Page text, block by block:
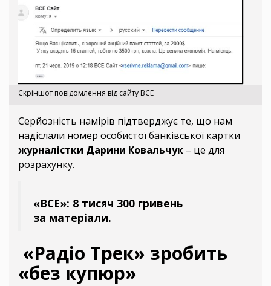
Скріншот повідомлення від сайту ВСЕ
Серйозність намірів підтверджує те, що нам
надіслали номер особистої банківської картки
журналістки Дарини Ковальчук – це для
розрахунку.
«ВСЕ»: 8 тисяч 300 гривень
за матеріали.
«Радіо Трек» зробить
«без купюр»